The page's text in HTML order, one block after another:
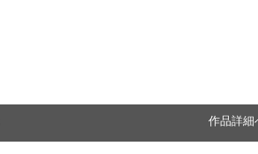
作品詳細